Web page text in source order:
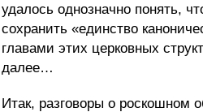
удалось однозначно понять,
сохранить «единство
главами этих церковных
далее…
Итак, разговоры о роскошном